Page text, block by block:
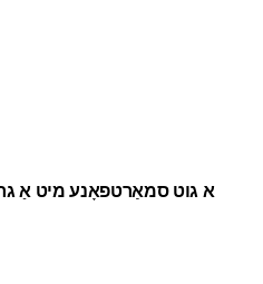
א גוט סמאַרטפאָנע מיט אַ